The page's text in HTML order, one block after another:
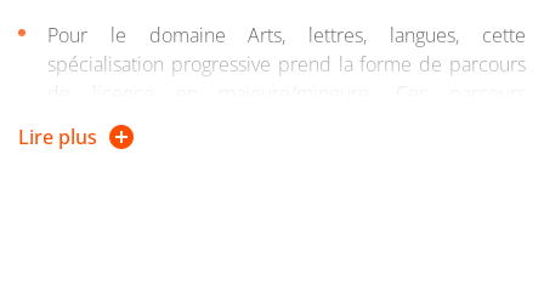
visée
Pour le domaine Arts, lettres, langues, cette
spécialisation progressive prend la forme de parcours
permettent d’associer à une discipline principale
(majeure) une autre discipline (mineure)
Lire plus